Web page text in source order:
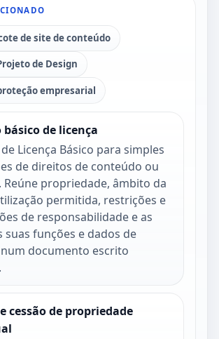
de site de conteúdo
de Design
empresarial
de licença
Licença Básico para simples
de direitos de conteúdo ou
propriedade, âmbito da
permitida, restrições e
de responsabilidade e as
suas funções e dados de
documento escrito
cessão de propriedade